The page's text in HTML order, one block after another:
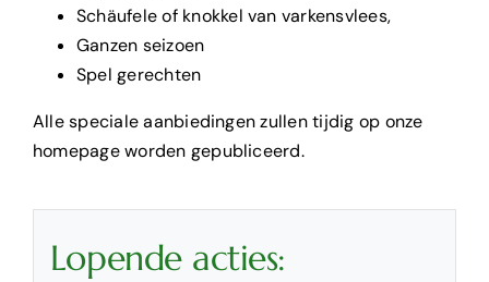
Over ons
Schäufele of knokkel van varkensvlees,
Ganzen seizoen
Spel gerechten
Alle speciale aanbiedingen zullen tijdig op onze
homepage worden gepubliceerd.
Lopende acties: